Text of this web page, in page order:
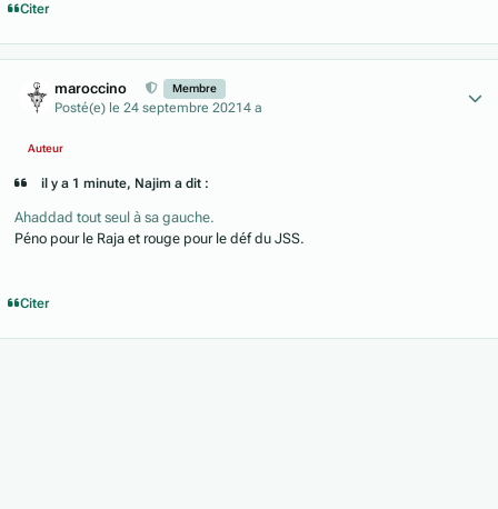
Citer
maroccino Membre
Posté(e) le 24 septembre 20214 a
Auteur
il y a 1 minute, Najim a dit :
Ahaddad tout seul à sa gauche.
Péno pour le Raja et rouge pour le déf du JSS.
Citer